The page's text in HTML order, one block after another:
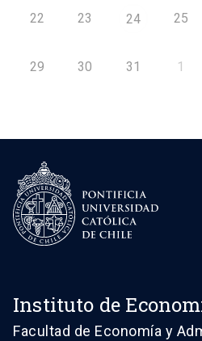
22 23 24 25
29 30 31 1
Instituto de
Facultad de Economía y